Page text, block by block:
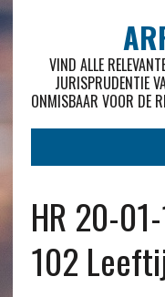
VIND ALLE
JURISPRUDENTIE
ONMISBAAR VOOR DE
HR 20-
102